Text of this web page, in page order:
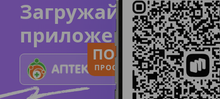
Загружайте
приложение
ПОЛЬЗУЙСЯ
ПРОСТО И ПОНЯТНО